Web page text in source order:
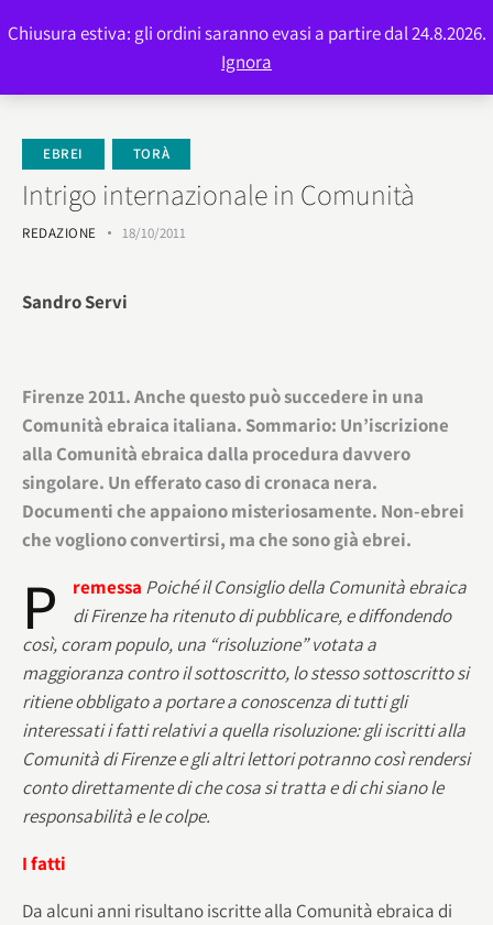
EBREI TORÀ
Intrigo internazionale in Comunità
REDAZIONE 18/10/2011
Sandro Servi
Firenze 2011. Anche questo può succedere in una
Comunità ebraica italiana. Sommario: Un’iscrizione
alla Comunità ebraica dalla procedura davvero
singolare. Un efferato caso di cronaca nera.
Documenti che appaiono misteriosamente. Non-ebrei
che vogliono convertirsi, ma che sono già ebrei.
P remessa Poiché il Consiglio della Comunità ebraica
di Firenze ha ritenuto di pubblicare, e diffondendo
così, coram populo, una “risoluzione” votata a
maggioranza contro il sottoscritto, lo stesso sottoscritto si
ritiene obbligato a portare a conoscenza di tutti gli
interessati i fatti relativi a quella risoluzione: gli iscritti alla
Comunità di Firenze e gli altri lettori potranno così rendersi
conto direttamente di che cosa si tratta e di chi siano le
responsabilità e le colpe.
I fatti
Da alcuni anni risultano iscritte alla Comunità ebraica di
Chiusura estiva: gli ordini saranno evasi a partire dal 24.8.2026.
Ignora